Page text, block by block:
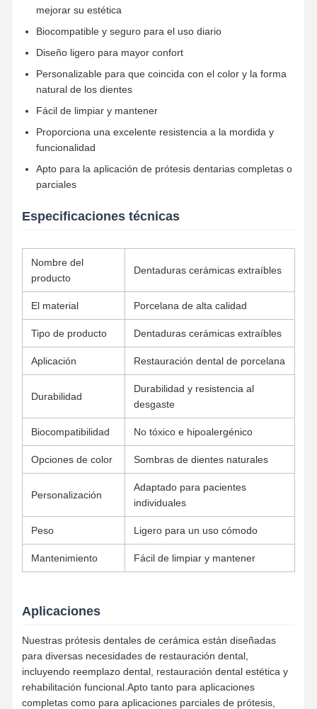
Control De
Contacto Noticias
Ahora Charle
Dentaduras Cerámicas
Carilla Emax
Porcelana fundida con metal
Puente de zirconía
Dispositivo de ortodoncia extraíble
Dentes parciales flexibles
Dentaduras postizas parciales de metal
Accesorios dentales de la precisión
Mantenedores de espacio dental
Retenedores de ortodoncia
Estribo oclusal
Soluciones para implantes dentales
mejorar su estética
Biocompatible y seguro para el uso diario
Diseño ligero para mayor confort
Personalizable para que coincida con el color y la forma
natural de los dientes
Fácil de limpiar y mantener
Proporciona una excelente resistencia a la mordida y
funcionalidad
Apto para la aplicación de prótesis dentarias completas o
parciales
Especificaciones técnicas
Nombre del
producto
Dentaduras cerámicas extraíbles
El material Porcelana de alta calidad
Tipo de producto Dentaduras cerámicas extraíbles
Aplicación Restauración dental de porcelana
Durabilidad
Durabilidad y resistencia al
desgaste
Biocompatibilidad No tóxico e hipoalergénico
Opciones de color Sombras de dientes naturales
Personalización
Adaptado para pacientes
individuales
Peso Ligero para un uso cómodo
Mantenimiento Fácil de limpiar y mantener
Aplicaciones
Nuestras prótesis dentales de cerámica están diseñadas
para diversas necesidades de restauración dental,
incluyendo reemplazo dental, restauración dental estética y
rehabilitación funcional.Apto tanto para aplicaciones
completas como para aplicaciones parciales de prótesis,